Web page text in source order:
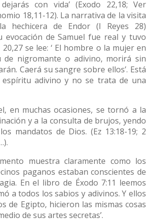
con vida’ (Exodo 22,18; Ver
18,11-12). La narrativa de la visita
hechicera de Endor (I Reyes 28)
evocación de Samuel fue real y tuvo
se lee: ‘ El hombre o la mujer en
de nigromante o adivino, morirá sin
Caerá su sangre sobre ellos’. Está
adivino y no se trata de una
en muchas ocasiones, se tornó a la
y a la consulta de brujos, yendo
mandatos de Dios. (Ez 13:18-19; 2
muestra claramente como los
paganos estaban conscientes de
En el libro de Éxodo 7:11 leemos
a todos los sabios y adivinos. Y ellos
de Egipto, hicieron las mismas cosas
de sus artes secretas’.